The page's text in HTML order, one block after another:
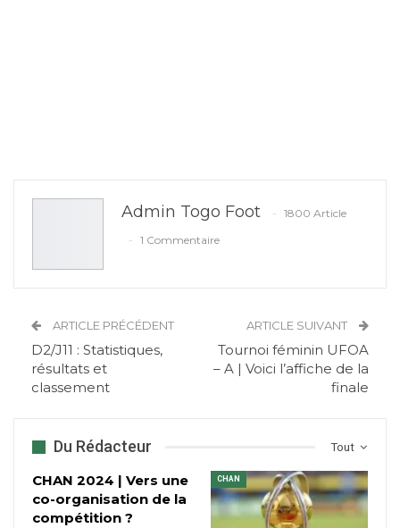
Admin Togo Foot
1800 Article
1 Commentaire
ARTICLE PRÉCÉDENT
D2/J11 : Statistiques,
résultats et
classement
ARTICLE SUIVANT
Tournoi féminin UFOA
– A | Voici l’affiche de la
finale
Tout
Du Rédacteur
CHAN 2024 | Vers une
co-organisation de la
compétition ?
CHAN